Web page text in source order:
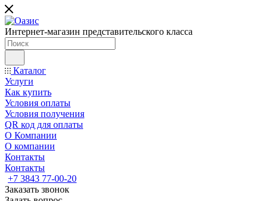
Интернет-магазин представительского класса
Каталог
Услуги
Как купить
Условия оплаты
Условия получения
QR код для оплаты
О Компании
О компании
Контакты
Контакты
+7 3843 77-00-20
Заказать звонок